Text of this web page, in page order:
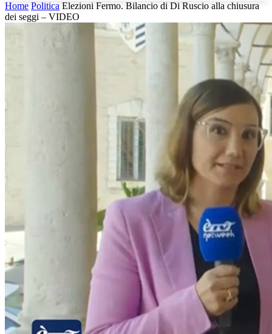
Home Politica Elezioni Fermo. Bilancio di Di Ruscio alla chiusura
dei seggi – VIDEO